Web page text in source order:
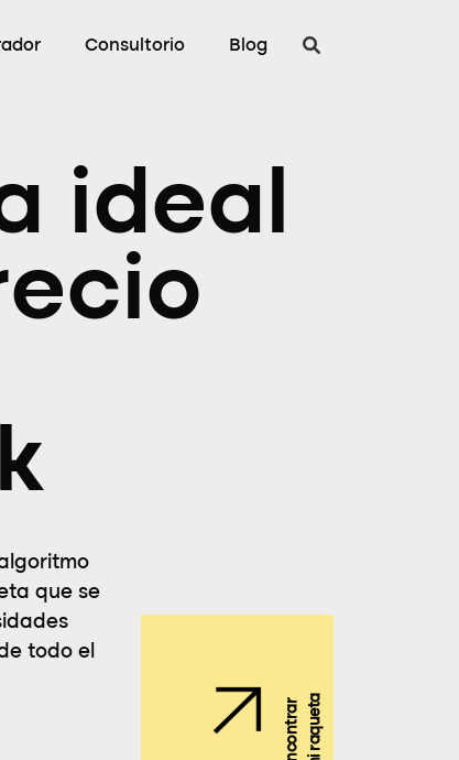
Consultorio Blog
ideal
que se
todo el